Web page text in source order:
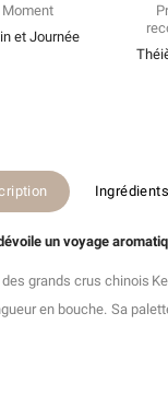
Moment
et Journée
Ingrédients
un voyage
grands crus chinois
en bouche. Sa